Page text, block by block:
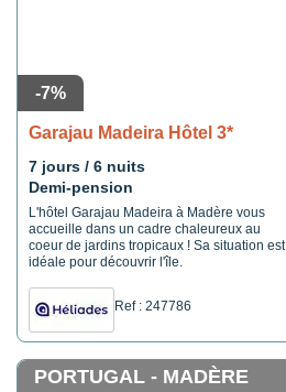
-7%
Garajau Madeira Hôtel 3*
7 jours / 6 nuits
Demi-pension
L'hôtel Garajau Madeira à Madère vous
accueille dans un cadre chaleureux au
coeur de jardins tropicaux ! Sa situation est
idéale pour découvrir l'île.
Ref : 247786
PORTUGAL - MADÈRE